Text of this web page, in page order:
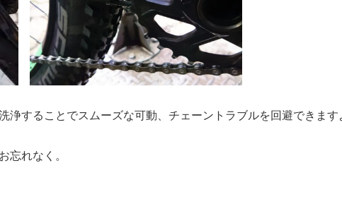
浄することでスムーズな可動、チェーントラブルを回避できます
忘れなく。